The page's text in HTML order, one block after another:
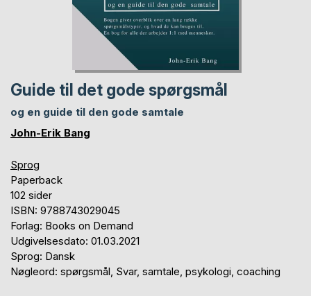
Guide til det gode spørgsmål
og en guide til den gode samtale
John-Erik Bang
Sprog
Paperback
102 sider
ISBN: 9788743029045
Forlag: Books on Demand
Udgivelsesdato: 01.03.2021
Sprog: Dansk
Nøgleord: spørgsmål, Svar, samtale, psykologi, coaching